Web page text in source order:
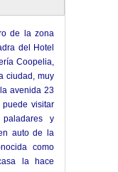
de la zona
del Hotel
Coopelia,
ciudad, muy
avenida 23
visitar
paladares y
auto de la
como
la hace